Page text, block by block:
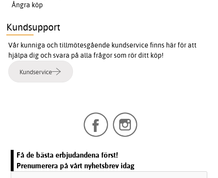
Ångra köp
Kundsupport
Vår kunniga och tillmötesgående kundservice finns här för att
hjälpa dig och svara på alla frågor som rör ditt köp!
Kundservice
Få de bästa erbjudandena först!
Prenumerera på vårt nyhetsbrev idag